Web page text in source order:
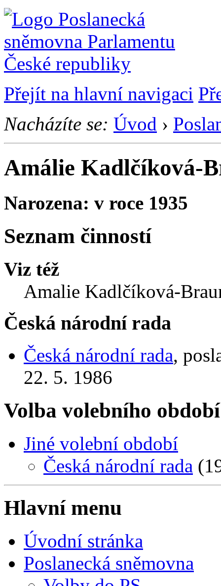
Přejít na hlavní navigaci
Nacházíte se: Úvod ›
Amálie Kadlčíková-
Narozena: v roce 1935
Seznam činností
Viz též
Amalie Kadlčíková-
Česká národní rada
Česká národní rada,
22. 5. 1986
Volba volebního období
Jiné volební období
Česká národní rada
Hlavní menu
Úvodní stránka
Poslanecká sněmovna